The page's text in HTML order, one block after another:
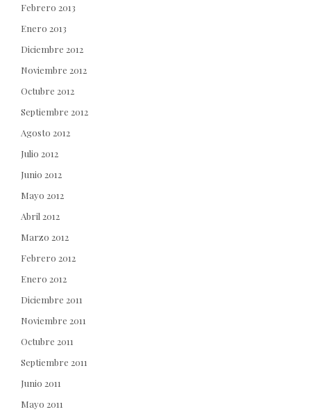
Febrero 2013
Enero 2013
Diciembre 2012
Noviembre 2012
Octubre 2012
Septiembre 2012
Agosto 2012
Julio 2012
Junio 2012
Mayo 2012
Abril 2012
Marzo 2012
Febrero 2012
Enero 2012
Diciembre 2011
Noviembre 2011
Octubre 2011
Septiembre 2011
Junio 2011
Mayo 2011